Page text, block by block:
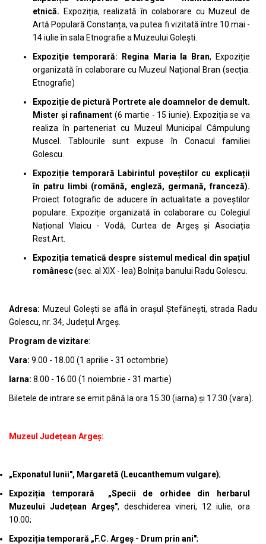
etnică. Expoziția, realizată în colaborare cu Muzeul de
Artă Populară Constanța, va putea fi vizitată între 10 mai -
14 iulie în sala Etnografie a Muzeului Golești.
Expoziţie temporară: Regina Maria la Bran, Expoziție
organizată în colaborare cu Muzeul Național Bran (secția:
Etnografie)
Expoziție de pictură Portrete ale doamnelor de demult.
Mister și rafinament (6 martie - 15 iunie). Expoziția se va
realiza în parteneriat cu Muzeul Municipal Câmpulung
Muscel. Tablourile sunt expuse în Conacul familiei
Golescu.
Expoziție temporară Labirintul poveștilor cu explicații
în patru limbi (română, engleză, germană, franceză).
Proiect fotografic de aducere în actualitate a poveștilor
populare. Expoziție organizată în colaborare cu Colegiul
Național Vlaicu - Vodă, Curtea de Argeș și Asociația
Rest.Art.
Expoziția tematică despre sistemul medical din spațiul
românesc(sec. al XIX - lea) Bolnița banului Radu Golescu.
Adresa: Muzeul Golești se află în orașul Ștefănești, strada Radu
Golescu, nr. 34, Județul Argeș.
Program de vizitare:
Vara: 9.00 - 18.00 (1 aprilie - 31 octombrie)
Iarna: 8.00 - 16.00 (1 noiembrie - 31 martie)
Biletele de intrare se emit până la ora 15.30 (iarna) și 17.30 (vara).
Muzeul Județean Argeș:
„Exponatul lunii", Margaretă (Leucanthemum vulgare);
Expoziția temporară „Specii de orhidee din herbarul
Muzeului Județean Argeș", deschiderea vineri, 12 iulie, ora
10.00;
Expoziția temporară „F.C. Argeș - Drum prin ani";